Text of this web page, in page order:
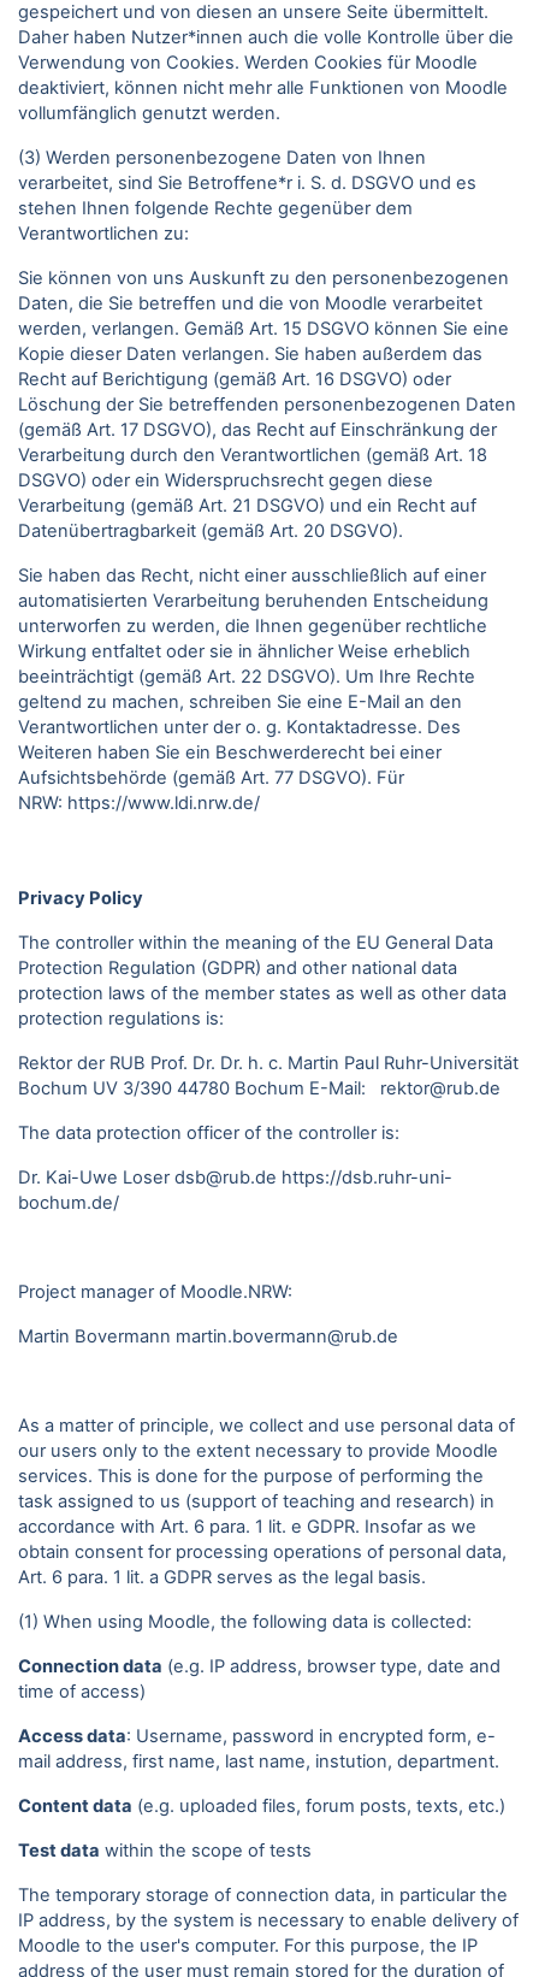
gespeichert und von diesen an unsere Seite übermittelt.
Daher haben Nutzer*innen auch die volle Kontrolle über die
Verwendung von Cookies. Werden Cookies für Moodle
deaktiviert, können nicht mehr alle Funktionen von Moodle
vollumfänglich genutzt werden.
(3) Werden personenbezogene Daten von Ihnen
verarbeitet, sind Sie Betroffene*r i. S. d. DSGVO und es
stehen Ihnen folgende Rechte gegenüber dem
Verantwortlichen zu:
Sie können von uns Auskunft zu den personenbezogenen
Daten, die Sie betreffen und die von Moodle verarbeitet
werden, verlangen. Gemäß Art. 15 DSGVO können Sie eine
Kopie dieser Daten verlangen. Sie haben außerdem das
Recht auf Berichtigung (gemäß Art. 16 DSGVO) oder
Löschung der Sie betreffenden personenbezogenen Daten
(gemäß Art. 17 DSGVO), das Recht auf Einschränkung der
Verarbeitung durch den Verantwortlichen (gemäß Art. 18
DSGVO) oder ein Widerspruchsrecht gegen diese
Verarbeitung (gemäß Art. 21 DSGVO) und ein Recht auf
Datenübertragbarkeit (gemäß Art. 20 DSGVO).
Sie haben das Recht, nicht einer ausschließlich auf einer
automatisierten Verarbeitung beruhenden Entscheidung
unterworfen zu werden, die Ihnen gegenüber rechtliche
Wirkung entfaltet oder sie in ähnlicher Weise erheblich
beeinträchtigt (gemäß Art. 22 DSGVO). Um Ihre Rechte
geltend zu machen, schreiben Sie eine E-Mail an den
Verantwortlichen unter der o. g. Kontaktadresse. Des
Weiteren haben Sie ein Beschwerderecht bei einer
Aufsichtsbehörde (gemäß Art. 77 DSGVO). Für
NRW: https://www.ldi.nrw.de/
Privacy Policy
The controller within the meaning of the EU General Data
Protection Regulation (GDPR) and other national data
protection laws of the member states as well as other data
protection regulations is:
Rektor der RUB Prof. Dr. Dr. h. c. Martin Paul Ruhr-Universität
Bochum UV 3/390 44780 Bochum E-Mail: rektor@rub.de
The data protection officer of the controller is:
Dr. Kai-Uwe Loser dsb@rub.de https://dsb.ruhr-uni-
bochum.de/
Project manager of Moodle.NRW:
Martin Bovermann martin.bovermann@rub.de
As a matter of principle, we collect and use personal data of
our users only to the extent necessary to provide Moodle
services. This is done for the purpose of performing the
task assigned to us (support of teaching and research) in
accordance with Art. 6 para. 1 lit. e GDPR. Insofar as we
obtain consent for processing operations of personal data,
Art. 6 para. 1 lit. a GDPR serves as the legal basis.
(1) When using Moodle, the following data is collected:
Connection data (e.g. IP address, browser type, date and
time of access)
Access data: Username, password in encrypted form, e-
mail address, first name, last name, instution, department.
Content data (e.g. uploaded files, forum posts, texts, etc.)
Test data within the scope of tests
The temporary storage of connection data, in particular the
IP address, by the system is necessary to enable delivery of
Moodle to the user's computer. For this purpose, the IP
address of the user must remain stored for the duration of